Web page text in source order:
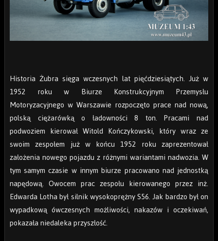
Historia Żubra sięga wczesnych lat pięćdziesiątych. Już w
1952 roku w Biurze Konstrukcyjnym Przemysłu
Motoryzacyjnego w Warszawie rozpoczęto prace nad nową,
polską ciężarówką o ładowności 8 ton. Pracami nad
podwoziem kierował Witold Kończykowski, który wraz ze
swoim zespołem już w końcu 1952 roku zaprezentował
założenia nowego pojazdu z różnymi wariantami nadwozia. W
tym samym czasie w innym biurze pracowano nad jednostką
napędową. Owocem prac zespołu kierowanego przez inż.
Edwarda Lotha był silnik wysokoprężny S56. Jak bardzo był on
wypadkową ówczesnych możliwości, nakazów i oczekiwań,
pokazała niedaleka przyszłość.